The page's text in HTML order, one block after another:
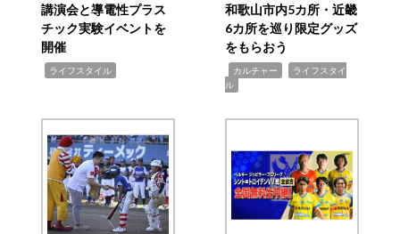
講演会と導電性プラス
チック実験イベントを
開催
ライフスタイル
和歌山市内5カ所・近畿
6カ所を巡り限定グッズ
をもらおう
カルチャー
ライフスタイ
ル